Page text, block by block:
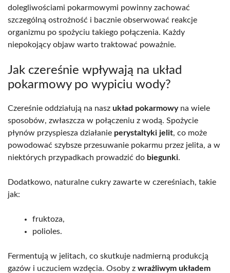
dolegliwościami pokarmowymi powinny zachować
szczególną ostrożność i bacznie obserwować reakcje
organizmu po spożyciu takiego połączenia. Każdy
niepokojący objaw warto traktować poważnie.
Jak czereśnie wpływają na układ
pokarmowy po wypiciu wody?
Czereśnie oddziałują na nasz układ pokarmowyna wiele
sposobów, zwłaszcza w połączeniu z wodą. Spożycie
płynów przyspiesza działanie perystaltyki jelit, co może
powodować szybsze przesuwanie pokarmu przez jelita, a w
niektórych przypadkach prowadzić do biegunki.
Dodatkowo, naturalne cukry zawarte w czereśniach, takie
jak:
fruktoza,
polioles.
Fermentują w jelitach, co skutkuje nadmierną produkcją
gazów i uczuciem wzdęcia. Osoby z wrażliwym układem